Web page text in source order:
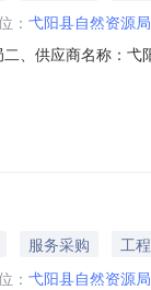
： 弋阳县自然资源局
、供应商名称：
式1、采购人名称
服务采购
工程
： 弋阳县自然资源局